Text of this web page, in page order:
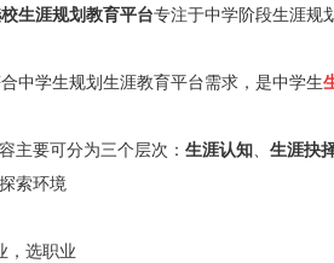
生涯规划教育平台专注于中学阶段生涯规
学生规划生涯教育平台需求，是中学生
主要可分为三个层次： 生涯认知 生涯抉
索环境
选职业